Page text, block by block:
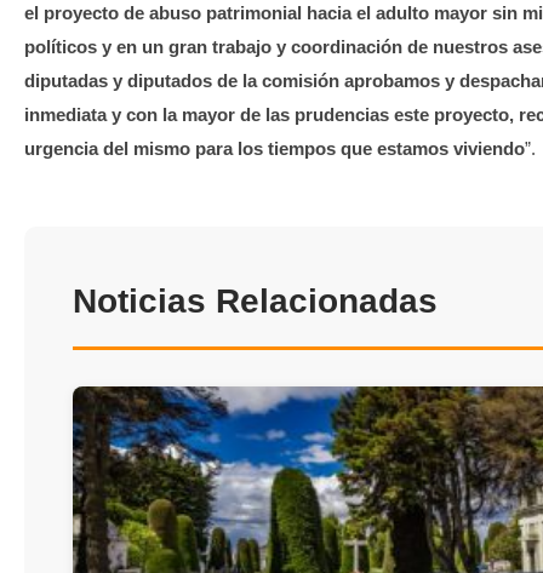
el proyecto de abuso patrimonial hacia el adulto mayor sin
políticos y en un gran trabajo y coordinación de nuestros
diputadas y diputados de la comisión aprobamos y
inmediata y con la mayor de las prudencias este proyecto,
urgencia del mismo para los tiempos que estamos viviendo”.
Noticias Relacionadas